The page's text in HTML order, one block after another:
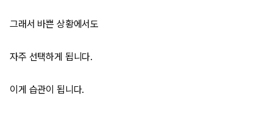
그래서 바쁜 상황에서도
자주 선택하게 됩니다.
이게 습관이 됩니다.